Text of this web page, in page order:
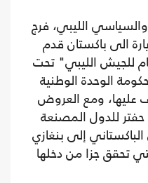
الليبي، فرج
الى باكستان قدم
للجيش الليبي" تحت
الوحدة الوطنية
عليها، ومع العروض
حفتر للدول المصنعة
إلى بنغازي
تحقق جزا من دخلها